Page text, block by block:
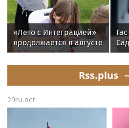
ускоряет изнашивание
тканей
«Лето с Интеграцией»
продолжается в августе
— заключительный
месяц программы
Rss.plus
29ru.net